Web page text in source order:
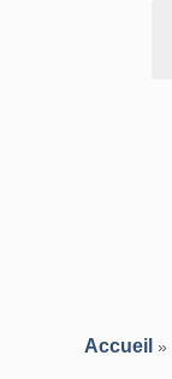
Accueil »